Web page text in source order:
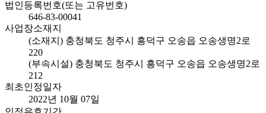
법인등록번호(또는 고유번호)
646-83-00041
사업장소재지
(소재지) 충청북도 청주시 흥덕구 오송읍 오송생명2로
220
(부속시설) 충청북도 청주시 흥덕구 오송읍 오송생명2로
212
최초인정일자
2022년 10월 07일